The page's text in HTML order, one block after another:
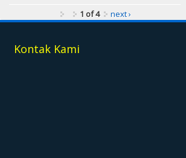
1 of 4 next ›
Kontak Kami